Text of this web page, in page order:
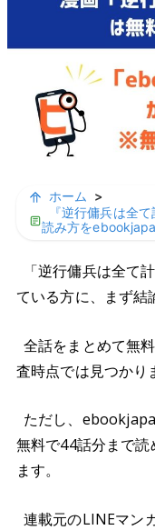
ホーム
>
『逆行傭兵は全
読み方を
「逆行傭兵は全て
ている方に、まず結
全話をまとめて無
査時点では見つかり
ただし、
無料で44話分まで
ます。
連載元のLINEマン